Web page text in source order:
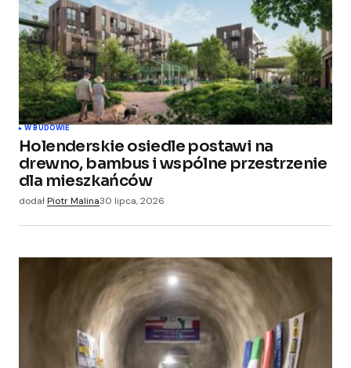
Comment*
Your Name*
Your E-mail*
Zapamiętaj moje dane w tej przeglądarce
podczas pisania kolejnych komentarzy.
Submit Comment
W BUDOWIE
Holenderskie osiedle postawi na
drewno, bambus i wspólne przestrzenie
dla mieszkańców
dodałPiotr Malina30 lipca, 2026